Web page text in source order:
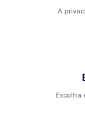
A
Escolha